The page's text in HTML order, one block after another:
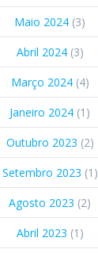
Maio 2024 (3)
Abril 2024(3)
Março 2024(4)
Janeiro 2024 (1)
Outubro 2023 (2)
Setembro 2023 (1)
Agosto 2023 (2)
Abril 2023 (1)